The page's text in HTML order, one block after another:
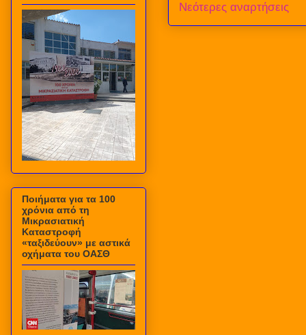
Νεότερες αναρτήσεις
Ποιήματα για τα 100
χρόνια από τη
Μικρασιατική
Καταστροφή
«ταξιδεύουν» με αστικά
οχήματα του ΟΑΣΘ